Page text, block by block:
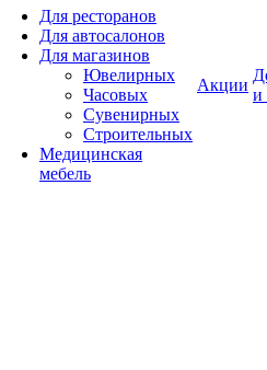
Для ресторанов
Для автосалонов
Для магазинов
Ювелирных
Часовых
Сувенирных
Строительных
Медицинская
мебель
Акции
и